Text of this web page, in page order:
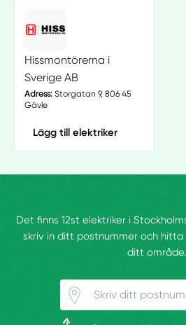
Hissmontörerna i
Sverige AB
Adress:Storgatan 9, 806 45
Gävle
Lägg till elektriker
Det finns 12st elektriker i
skriv in ditt postnummer och
ditt område.